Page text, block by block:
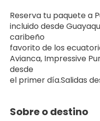
Reserva tu paquete a
incluido desde
caribeño
favorito de los
Avianca, Impressive
desde
el primer día.Salidas
Sobre o destino